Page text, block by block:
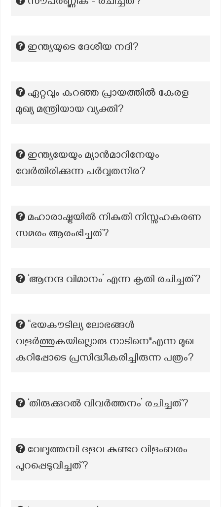
ഇന്ത്യയുടെ ദേശീയ നദി?
ഏറ്റവും കുറഞ്ഞ പ്രായത്തില്‍ കേരള
മുഖ്യ മന്ത്രിയായ വ്യക്തി?
ഇന്ത്യയേയും മ്യാന്‍മാറിനേയും
വേര്‍തിരിക്കുന്ന പര്‍വ്വതനിര?
മഹാരാഷ്ട്രയിൽ നികുതി നിസ്സഹകരണ
സമരം ആരംഭിച്ചത്?
‘ആനന്ദ വിമാനം’ എന്ന കൃതി രചിച്ചത്?
“ഭയകൗടില്യ ലോഭങ്ങൾ
വളർത്തുകയില്ലൊരു നാടിനെ"എന്ന മുഖ
കുറിപ്പോടെ പ്രസിദ്ധീകരിച്ചിരുന്ന പത്രം?
‘തിരുക്കുറൽ വിവർത്തനം’ രചിച്ചത്?
വേലുത്തമ്പി ദളവ കുണ്ടറ വിളംബരം
പുറപ്പെടുവിച്ചത്?